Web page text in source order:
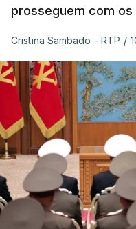
prosseguem com os
Cristina Sambado - RTP /